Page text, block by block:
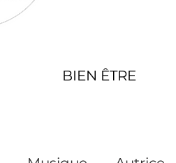
BIEN ÊTRE